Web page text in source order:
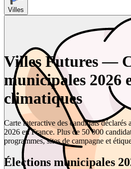
Villes
Villes Futures —
municipales 2026
climatiques
Carte interactive des candidats déclarés
2026 en France. Plus de 50 000
programmes, sites de campagne et
Élections municipales